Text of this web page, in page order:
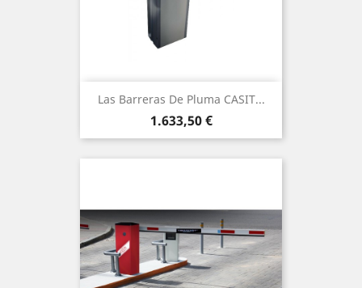
Las Barreras De Pluma CASIT...
Precio
1.633,50 €